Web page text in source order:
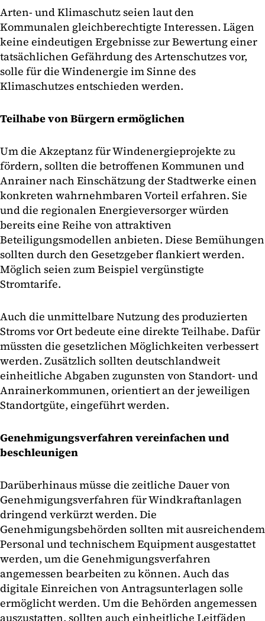
Arten- und Klimaschutz seien laut den
Kommunalen gleichberechtigte Interessen. Lägen
keine eindeutigen Ergebnisse zur Bewertung einer
tatsächlichen Gefährdung des Artenschutzes vor,
solle für die Windenergie im Sinne des
Klimaschutzes entschieden werden.
Teilhabe von Bürgern ermöglichen
Um die Akzeptanz für Windenergieprojekte zu
fördern, sollten die betroffenen Kommunen und
Anrainer nach Einschätzung der Stadtwerke einen
konkreten wahrnehmbaren Vorteil erfahren. Sie
und die regionalen Energieversorger würden
bereits eine Reihe von attraktiven
Beteiligungsmodellen anbieten. Diese Bemühungen
sollten durch den Gesetzgeber flankiert werden.
Möglich seien zum Beispiel vergünstigte
Stromtarife.
Auch die unmittelbare Nutzung des produzierten
Stroms vor Ort bedeute eine direkte Teilhabe. Dafür
müssten die gesetzlichen Möglichkeiten verbessert
werden. Zusätzlich sollten deutschlandweit
einheitliche Abgaben zugunsten von Standort- und
Anrainerkommunen, orientiert an der jeweiligen
Standortgüte, eingeführt werden.
Genehmigungsverfahren vereinfachen und
beschleunigen
Darüberhinaus müsse die zeitliche Dauer von
Genehmigungsverfahren für Windkraftanlagen
dringend verkürzt werden. Die
Genehmigungsbehörden sollten mit ausreichendem
Personal und technischem Equipment ausgestattet
werden, um die Genehmigungsverfahren
angemessen bearbeiten zu können. Auch das
digitale Einreichen von Antragsunterlagen solle
ermöglicht werden. Um die Behörden angemessen
auszustatten, sollten auch einheitliche Leitfäden